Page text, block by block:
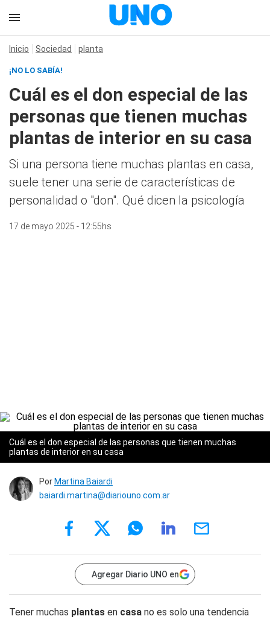
Inicio Sociedad planta
¡NO LO SABÍA!
Cuál es el don especial de las
personas que tienen muchas
plantas de interior en su casa
Si una persona tiene muchas plantas en casa,
suele tener una serie de características de
personalidad o "don". Qué dicen la psicología
17 de mayo 2025 - 12:55hs
Cuál es el don especial de las personas que tienen muchas
plantas de interior en su casa
Por Martina Baiardi
baiardi.martina@diariouno.com.ar
Agregar Diario UNO en
Tener muchas plantas en casa no es solo una tendencia